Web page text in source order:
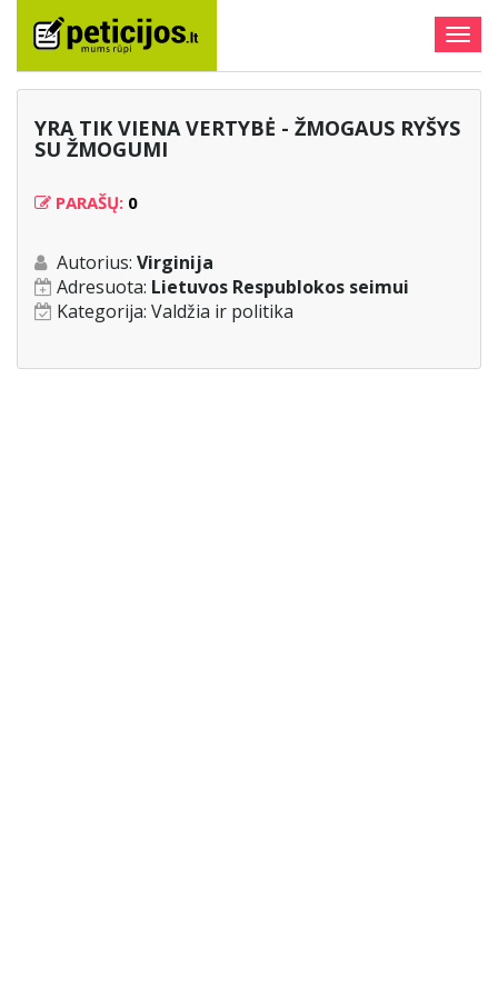
YRA TIK VIENA VERTYBĖ - ŽMOGAUS RYŠYS
SU ŽMOGUMI
PARAŠŲ: 0
Autorius: Virginija
Adresuota: Lietuvos Respublokos seimui
Kategorija: Valdžia ir politika